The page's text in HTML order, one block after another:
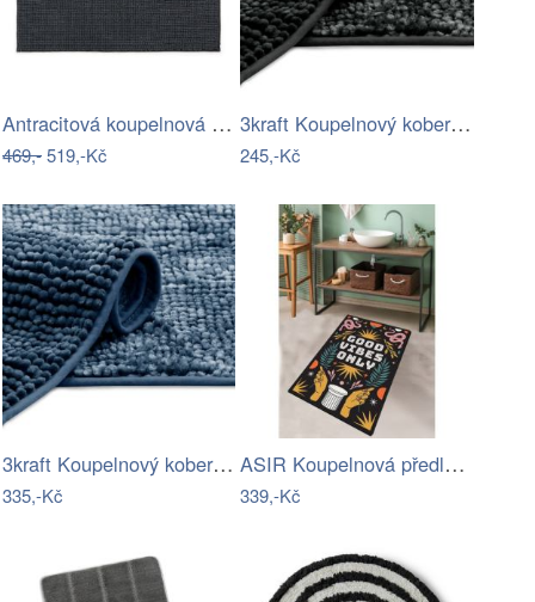
Antracitová koupelnová předložka 50x80…
469,-519,-Kč
3kraft Koupelnový koberec Bati tmavě…
245,-Kč
3kraft Koupelnový koberec Bati I tmavě…
335,-Kč
ASIR Koupelnová předložka SNAKE TRINKET…
339,-Kč